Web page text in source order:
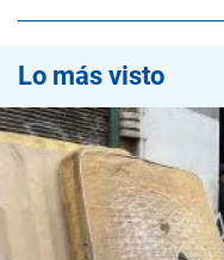
Lo más visto